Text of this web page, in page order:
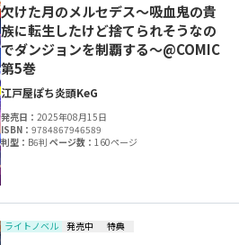
欠けた月のメルセデス～吸血鬼の貴
族に転生したけど捨てられそうなの
でダンジョンを制覇する～@COMIC
第5巻
江戸屋ぽち炎頭KeG
発売日：2025年08月15日
ISBN：9784867946589
判型： B6判ページ数： 160ページ
ライトノベル 発売中 特典